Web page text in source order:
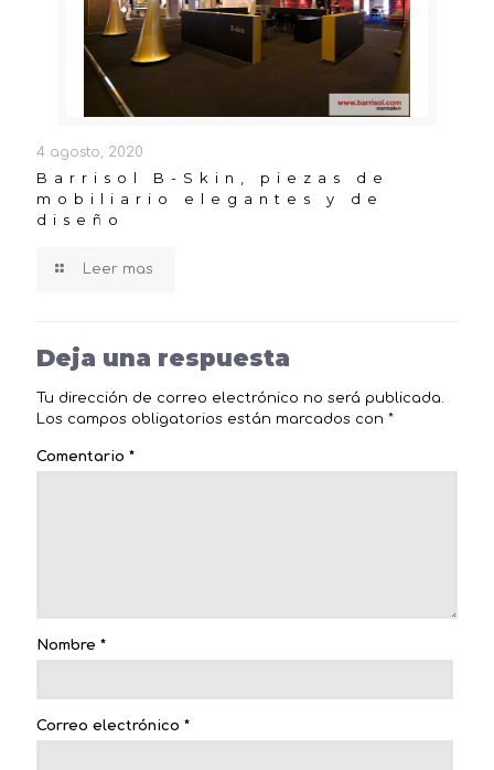
4 agosto, 2020
Barrisol B-Skin, piezas de
mobiliario elegantes y de
diseño
Leer mas
Deja una respuesta
Tu dirección de correo electrónico no será publicada.
Los campos obligatorios están marcados con *
Comentario *
Nombre *
Correo electrónico *